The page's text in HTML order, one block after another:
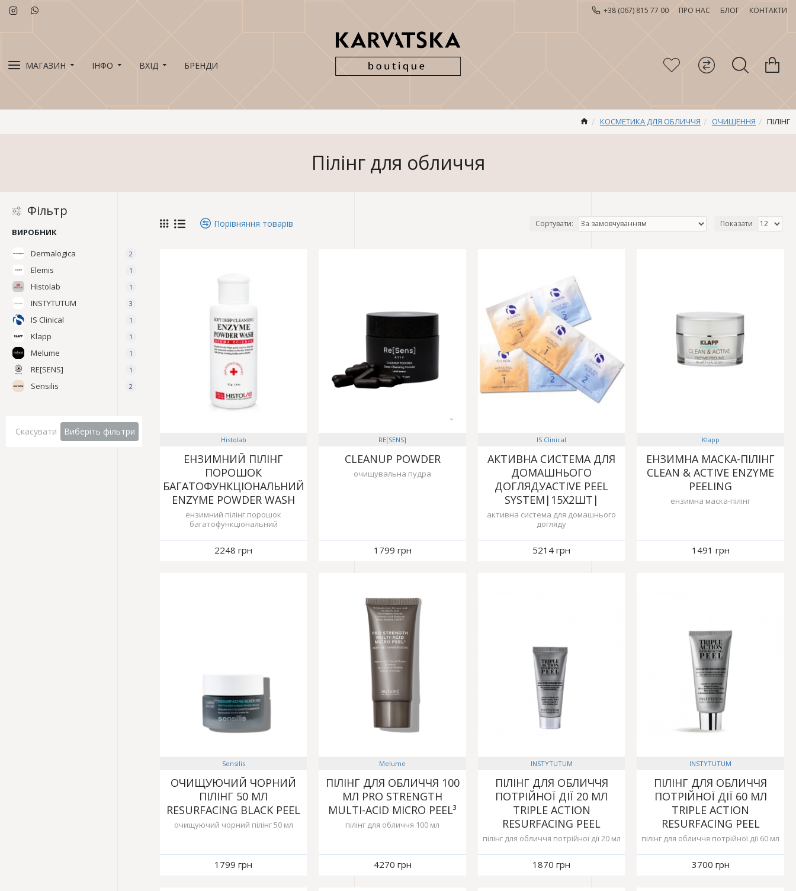
+38 (067) 815 77 00 ПРО НАС БЛОГ КОНТАКТИ
МАГАЗИН ІНФО ВХІД БРЕНДИ
КОСМЕТИКА ДЛЯ ОБЛИЧЧЯ ОЧИЩЕННЯ ПІЛІНГ
Пілінг для обличчя
Фільтр
ВИРОБНИК
Dermalogica
2
Elemis 1
Histolab 1
INSTYTUTUM 3
IS Clinical 1
Klapp 1
Melume 1
RE[SENS] 1
Sensilis 2
Скасувати Виберіть фільтри
Порівняння товарів Сортувати: Показати
Histolab
ЕНЗИМНИЙ ПІЛІНГ
ПОРОШОК
БАГАТОФУНКЦІОНАЛЬНИЙ
ENZYME POWDER WASH
ензимний пілінг порошок
багатофункціональний
2248 грн
RE[SENS]
CLEANUP POWDER
очищувальна пудра
1799 грн
IS Clinical
АКТИВНА СИСТЕМА ДЛЯ
ДОМАШНЬОГО
ДОГЛЯДУACTIVE PEEL
SYSTEM|15X2ШТ|
активна система для домашнього
догляду
5214 грн
Klapp
ЕНЗИМНА МАСКА-ПІЛІНГ
CLEAN & ACTIVE ENZYME
PEELING
ензимна маска-пілінг
1491 грн
Sensilis
ОЧИЩУЮЧИЙ ЧОРНИЙ
ПІЛІНГ 50 МЛ
RESURFACING BLACK PEEL
очищуючий чорний пілінг 50 мл
1799 грн
Melume
ПІЛІНГ ДЛЯ ОБЛИЧЧЯ 100
МЛ PRO STRENGTH
MULTI-ACID MICRO PEEL³
пілінг для обличчя 100 мл
4270 грн
INSTYTUTUM
ПІЛІНГ ДЛЯ ОБЛИЧЧЯ
ПОТРІЙНОЇ ДІЇ 20 МЛ
TRIPLE ACTION
RESURFACING PEEL
пілінг для обличчя потрійної дії 20 мл
1870 грн
INSTYTUTUM
ПІЛІНГ ДЛЯ ОБЛИЧЧЯ
ПОТРІЙНОЇ ДІЇ 60 МЛ
TRIPLE ACTION
RESURFACING PEEL
пілінг для обличчя потрійної дії 60 мл
3700 грн